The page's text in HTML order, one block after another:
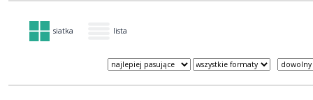
siatka lista